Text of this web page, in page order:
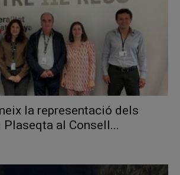
la representació dels
al Consell...